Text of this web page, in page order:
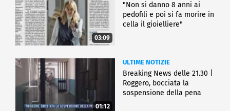
03:09
"Non si danno 8 anni ai
pedofili e poi si fa morire in
cella il gioielliere"
01:12
ULTIME NOTIZIE
Breaking News delle 21.30 |
Roggero, bocciata la
sospensione della pena